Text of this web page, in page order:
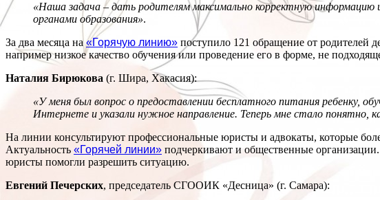
«Наша задача – дать родителям максимально корректную
органами образования».
За два месяца на«Горячую линию» поступило 121 обращение от родителей
например низкое качество обучения или проведение его в форме, не
Наталия Бирюкова (г. Шира, Хакасия):
«У меня был вопрос о предоставлении бесплатного питания ребенку,
Интернете и указали нужное направление. Теперь мне стало понятно,
На линии консультируют профессиональные юристы и адвокаты, которые
Актуальность «Горячей линии» подчеркивают и общественные
юристы помогли разрешить ситуацию.
Евгений Печерских, председатель СГООИК «Десница» (г. Самара):